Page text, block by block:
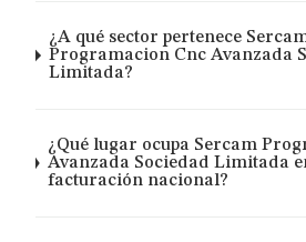
¿A qué sector pertenece
Programacion Cnc Avanzada
Limitada?
¿Qué lugar ocupa Sercam
Avanzada Sociedad Limitada
facturación nacional?